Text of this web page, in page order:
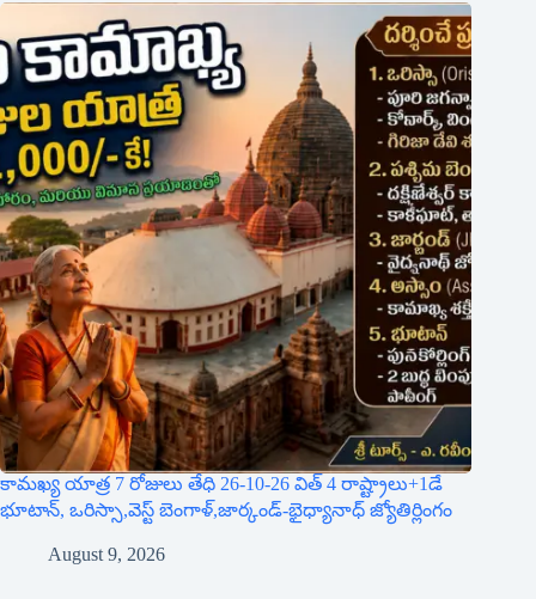
కామఖ్య యాత్ర 7 రోజులు తేధి 26-10-26 విత్ 4 రాష్ట్రాలు+1డే
భూటాన్, ఒరిస్సా,వెస్ట్ బెంగాళ్,జార్కండ్-భైధ్యానాధ్ జ్యోతిర్లింగం
August 9, 2026